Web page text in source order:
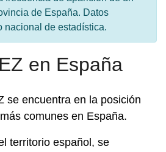
de España. Datos
nacional de estadística.
en España
se encuentra en la posición
comunes en España.
territorio español, se